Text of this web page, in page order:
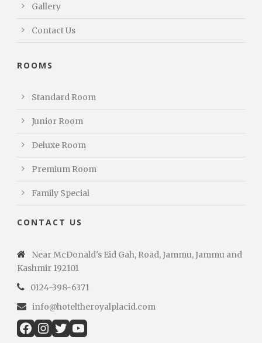
Gallery
Contact Us
ROOMS
Standard Room
Junior Room
Deluxe Room
Premium Room
Family Special
CONTACT US
Near McDonald's Eid Gah, Road, Jammu, Jammu and
Kashmir 192101
0124-398-6371
info@hoteltheroyalplacid.com
Facebook Instagram Twitter YouTube